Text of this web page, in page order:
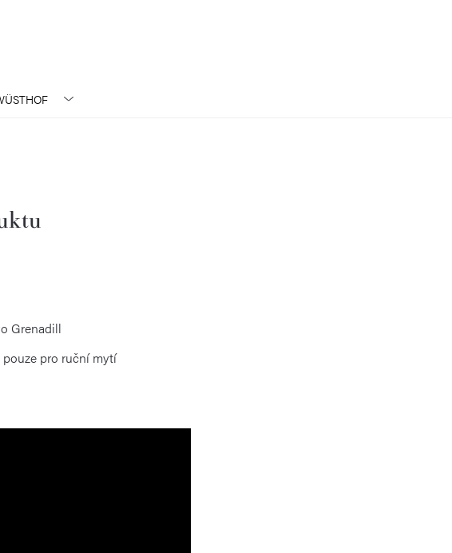
Grenadill
pro ruční mytí